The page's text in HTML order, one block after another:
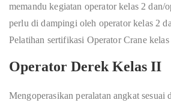
memandu kegiatan operator kelas 2 dan/
perlu di dampingi oleh operator kelas 2
Pelatihan sertifikasi Operator Crane
Operator Derek Kelas II
Mengoperasikan peralatan angkat sesuai